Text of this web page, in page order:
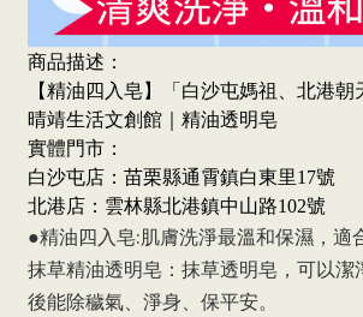
商品描述：
【精油四入皂】「白沙屯媽祖、北港
晴靖生活文創館｜精油透明皂
實體門市：
白沙屯店：苗栗縣通霄鎮白東里17號
北港店：雲林縣北港鎮中山路102號
●精油四入皂:肌膚洗淨最溫和保濕，適
抹草精油透明皂：抹草透明皂，可以潔
後能除穢氣、淨身、保平安。